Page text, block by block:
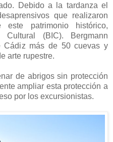
Debido a la tardanza el
que realizaron
patrimonio histórico,
(BIC). Bergmann
Cádiz más de 50 cuevas y
arte rupestre.
de abrigos sin protección
ampliar esta protección a
por los excursionistas.